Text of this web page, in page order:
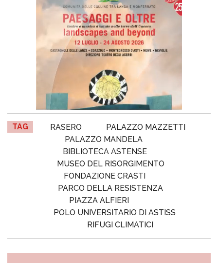
TAG RASERO
PALAZZO MAZZETTI
PALAZZO MANDELA
BIBLIOTECA ASTENSE
MUSEO DEL RISORGIMENTO
FONDAZIONE CRASTI
PARCO DELLA RESISTENZA
PIAZZA ALFIERI
POLO UNIVERSITARIO DI ASTISS
RIFUGI CLIMATICI